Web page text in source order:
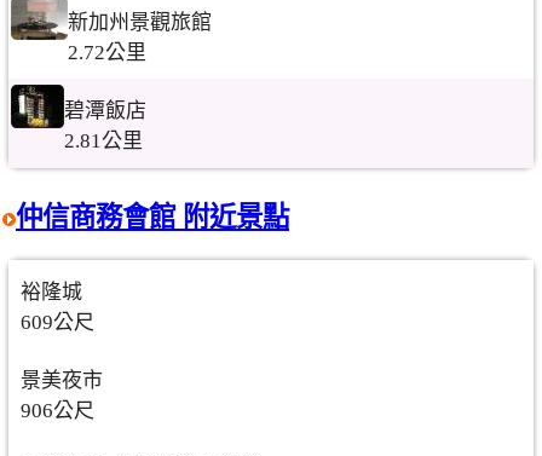
新加州景觀旅館
2.72公里
碧潭飯店
2.81公里
仲信商務會館 附近景點
裕隆城
609公尺
景美夜市
906公尺